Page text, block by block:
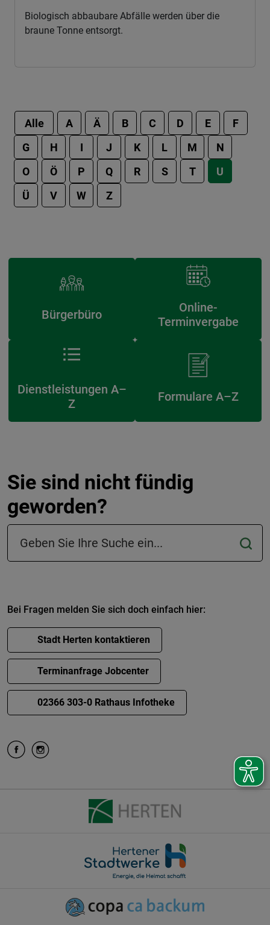
Biologisch abbaubare Abfälle werden über die
braune Tonne entsorgt.
Alle A Ä B C D E
F
G
H I J K L M
N
O
Ö P Q R S T
U
Ü
V W Z
Bürgerbüro
Online-
Terminvergabe
Dienstleistungen A–
Z
Formulare A–Z
Sie sind nicht fündig
geworden?
Suchfeld in der Fußzeile
Bei Fragen melden Sie sich doch einfach hier:
Stadt Herten kontaktieren
Terminanfrage Jobcenter
02366 303-0 Rathaus Infotheke